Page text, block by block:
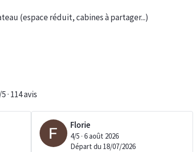
(espace réduit, cabines à partager...)
· 114avis
Florie
4/5 · 6 août 2026
Départ du 18/07/2026